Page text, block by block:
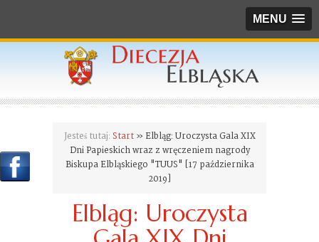
MENU
Jesteś tutaj: Start» Elbląg: Uroczysta Gala XIX
Dni Papieskich wraz z wręczeniem nagrody
Biskupa Elbląskiego "TUUS" [17 października
2019]
Elbląg: Uroczysta